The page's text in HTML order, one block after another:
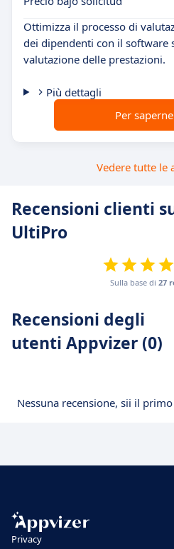
Ottimizza il processo di
dei dipendenti con il software
valutazione delle prestazioni.
Più dettagli
Per
Vedere tutte le
Recensioni clienti
UltiPro
Sulla base di 27
Recensioni degli
utenti Appvizer (0)
Nessuna recensione, sii il
Privacy